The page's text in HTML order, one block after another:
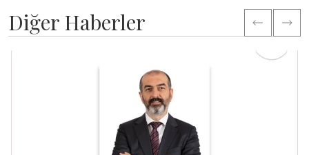
Diğer Haberler